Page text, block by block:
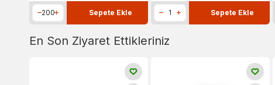
Sepete Ekle Sepete Ekle
En Son Ziyaret Ettikleriniz